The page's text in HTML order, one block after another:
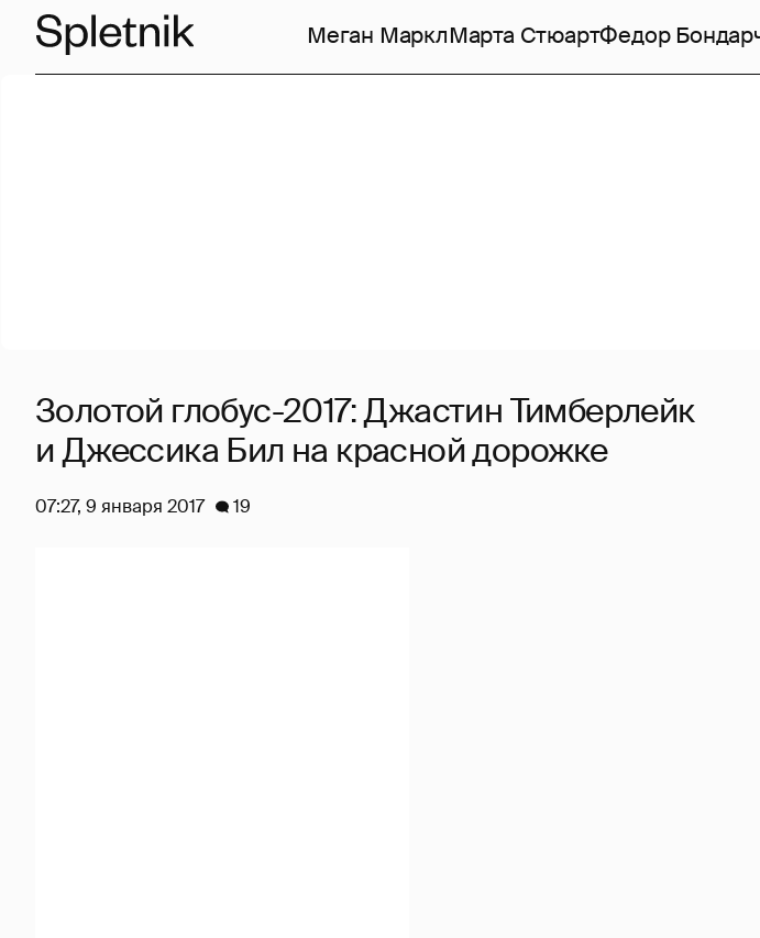
Меган МарклМарта СтюартФедор
Золотой глобус-2017: Джастин Тимберлейк
и Джессика Бил на красной дорожке
07:27, 9 января 2017 19